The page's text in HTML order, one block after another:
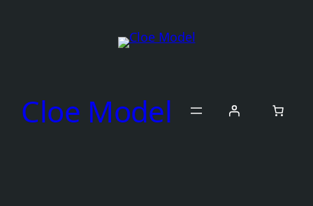
Cloe Model